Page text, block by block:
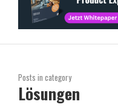
Posts in category
Lösungen